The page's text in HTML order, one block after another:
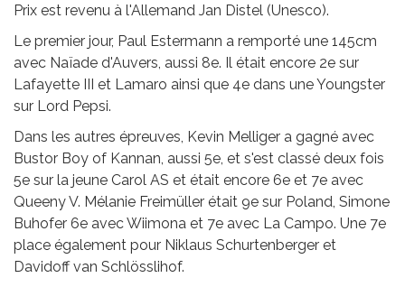
Prix est revenu à l'Allemand Jan Distel (Unesco).
Le premier jour, Paul Estermann a remporté une 145cm
avec Naïade d'Auvers, aussi 8e. Il était encore 2e sur
Lafayette III et Lamaro ainsi que 4e dans une Youngster
sur Lord Pepsi.
Dans les autres épreuves, Kevin Melliger a gagné avec
Bustor Boy of Kannan, aussi 5e, et s'est classé deux fois
5e sur la jeune Carol AS et était encore 6e et 7e avec
Queeny V. Mélanie Freimüller était 9e sur Poland, Simone
Buhofer 6e avec Wiimona et 7e avec La Campo. Une 7e
place également pour Niklaus Schurtenberger et
Davidoff van Schlösslihof.